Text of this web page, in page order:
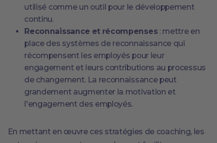
utilisé comme un outil pour le développement
continu.
Reconnaissance et récompenses: mettre en
place des systèmes de reconnaissance qui
récompensent les employés pour leur
engagement et leurs contributions au processus
de changement. La reconnaissance peut
grandement augmenter la motivation et
l'engagement des employés.
En mettant en œuvre ces stratégies de coaching, les